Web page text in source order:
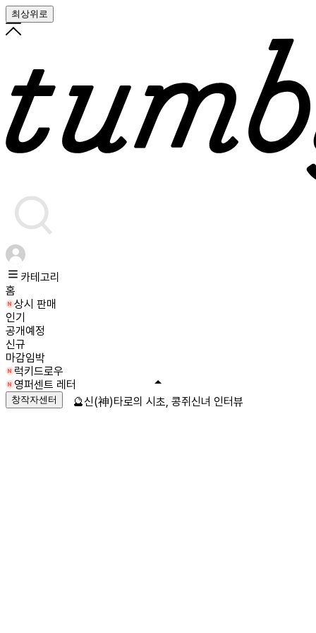
최상위로
카테고리
홈
상시 판매
인기
공개예정
신규
마감임박
럭키드로우
영퍼센트 레터
창작자센터 🔮신(神)타로의 시초, 콩쥐신녀 인터뷰